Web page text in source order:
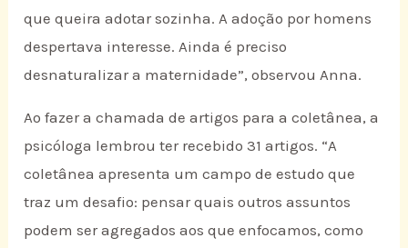
que queira adotar sozinha. A adoção por homens
despertava interesse. Ainda é preciso
desnaturalizar a maternidade”, observou Anna.
Ao fazer a chamada de artigos para a coletânea, a
psicóloga lembrou ter recebido 31 artigos. “A
coletânea apresenta um campo de estudo que
traz um desafio: pensar quais outros assuntos
podem ser agregados aos que enfocamos, como